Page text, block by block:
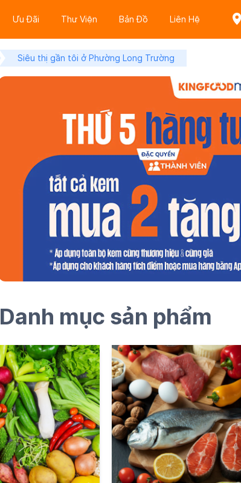
Ưu Đãi Thư Viện Bản Đồ Liên Hệ
Siêu thị gần tôi ở Phường Long Trường
Danh mục sản phẩm